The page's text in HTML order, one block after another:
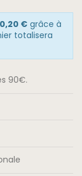
0,20 €grâce à
totalisera
90€.